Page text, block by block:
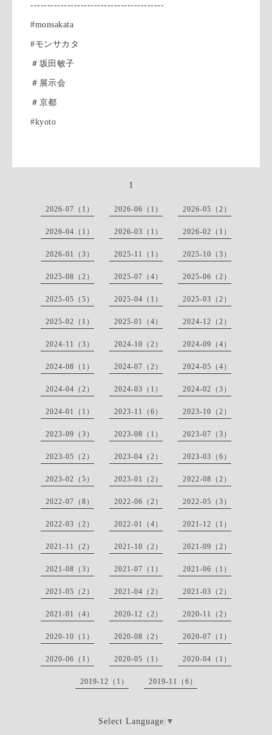
----------------------------------------
#monsakata
#モンサカタ
＃坂田敏子
＃展示会
＃京都
#kyoto
1
2026-07（1） 2026-06（1） 2026-05（2）
2026-04（1） 2026-03（1） 2026-02（1）
2026-01（3） 2025-11（1） 2025-10（3）
2025-08（2） 2025-07（4） 2025-06（2）
2025-05（5） 2025-04（1） 2025-03（2）
2025-02（1） 2025-01（4） 2024-12（2）
2024-11（3） 2024-10（2） 2024-09（4）
2024-08（1） 2024-07（2） 2024-05（4）
2024-04（2） 2024-03（1） 2024-02（3）
2024-01（1） 2023-11（6） 2023-10（2）
2023-09（3） 2023-08（1） 2023-07（3）
2023-05（2） 2023-04（2） 2023-03（6）
2023-02（5） 2023-01（2） 2022-08（2）
2022-07（8） 2022-06（2） 2022-05（3）
2022-03（2） 2022-01（4） 2021-12（1）
2021-11（2） 2021-10（2） 2021-09（2）
2021-08（3） 2021-07（1） 2021-06（1）
2021-05（2） 2021-04（2） 2021-03（2）
2021-01（4） 2020-12（2） 2020-11（2）
2020-10（1） 2020-08（2） 2020-07（1）
2020-06（1） 2020-05（1） 2020-04（1）
2019-12（1） 2019-11（6）
Select Language ▼